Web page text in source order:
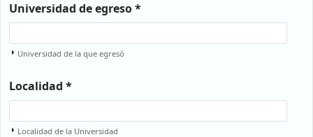
Universidad de egreso *
Universidad de la que egresó
Localidad *
Localidad de la Universidad